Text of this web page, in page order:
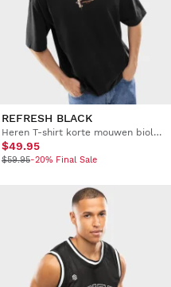
REFRESH BLACK
Heren T-shirt korte mouwen biologisch katoen
$49.95
$59.95-20% Final Sale